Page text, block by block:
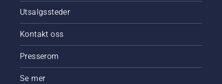
Utsalgssteder
Kontakt oss
Presserom
Se mer